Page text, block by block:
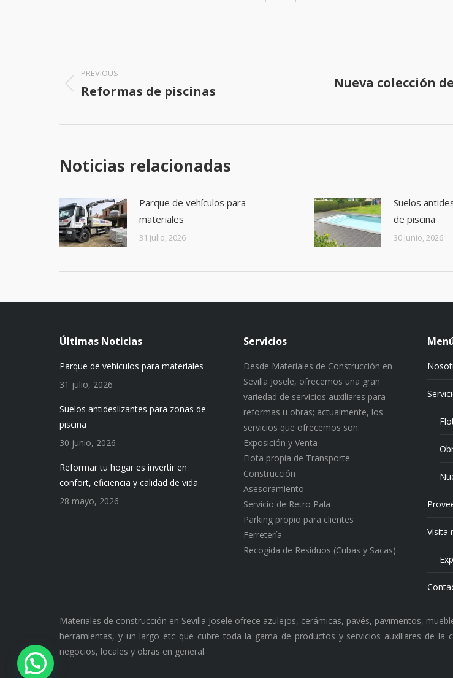
Facebook
X
navigation
PREVIOUS
Previous
Reformas de piscinas
NextNueva colección
Noticias relacionadas
Parque de vehículos para
materiales
31 julio, 2026
Suelos
de piscina
30 junio, 2026
Últimas Noticias
Parque de vehículos para materiales
31 julio, 2026
Suelos antideslizantes para zonas de
piscina
30 junio, 2026
Reformar tu hogar es invertir en
confort, eficiencia y calidad de vida
28 mayo, 2026
Servicios
Desde Materiales de Construcción en
Sevilla Josele, ofrecemos una gran
variedad de servicios auxiliares para
reformas u obras; actualmente, los
servicios que ofrecemos son:
Exposición y Venta
Flota propia de Transporte
Construcción
Asesoramiento
Servicio de Retro Pala
Parking propio para clientes
Ferretería
Recogida de Residuos (Cubas y Sacas)
Visita
Materiales de construcción en Sevilla Josele ofrece azulejos, cerámicas, pavés, pavimentos,
herramientas, y un largo etc que cubre toda la gama de productos y servicios auxiliares de
negocios, locales y obras en general.